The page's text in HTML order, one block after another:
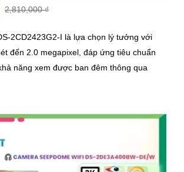
2,810,000 ₫
2CD2423G2-I là lựa chọn lý tưởng với
đến 2.0 megapixel, đáp ứng tiêu chuẩn